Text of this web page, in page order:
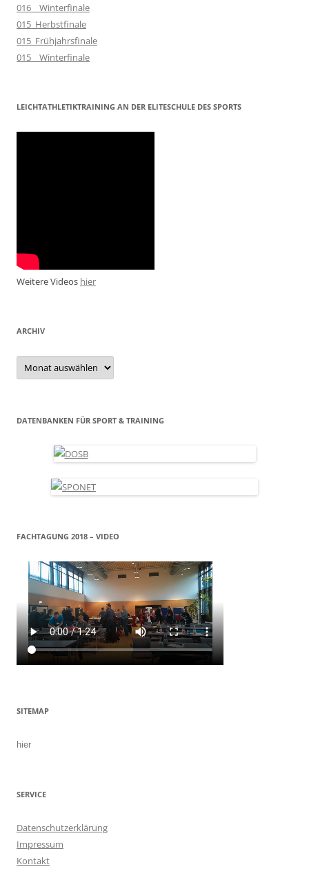
016__Winterfinale
015_Herbstfinale
015_Frühjahrsfinale
015__Winterfinale
LEICHTATHLETIKTRAINING AN DER ELITESCHULE DES SPORTS
Weitere Videos hier
ARCHIV
Archiv
DATENBANKEN FÜR SPORT & TRAINING
FACHTAGUNG 2018 – VIDEO
SITEMAP
hier
SERVICE
Datenschutzerklärung
Impressum
Kontakt